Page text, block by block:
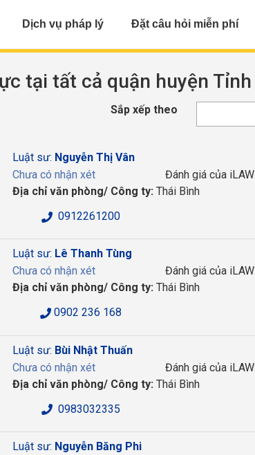
Dịch vụ pháp lý Đặt câu hỏi miễn phí
tại tất cả quận huyện
Sắp xếp theo
Luật sư: Nguyễn Thị Vân
Chưa có nhận xét
Đánh giá của iLAW:
Địa chỉ văn phòng/ Công ty: Thái Bình
0912261200
Luật sư: Lê Thanh Tùng
Chưa có nhận xét
Đánh giá của iLAW:
Địa chỉ văn phòng/ Công ty: Thái Bình
0902 236 168
Luật sư: Bùi Nhật Thuấn
Chưa có nhận xét
Đánh giá của iLAW:
Địa chỉ văn phòng/ Công ty: Thái Bình
0983032335
Luật sư: Nguyễn Băng Phi